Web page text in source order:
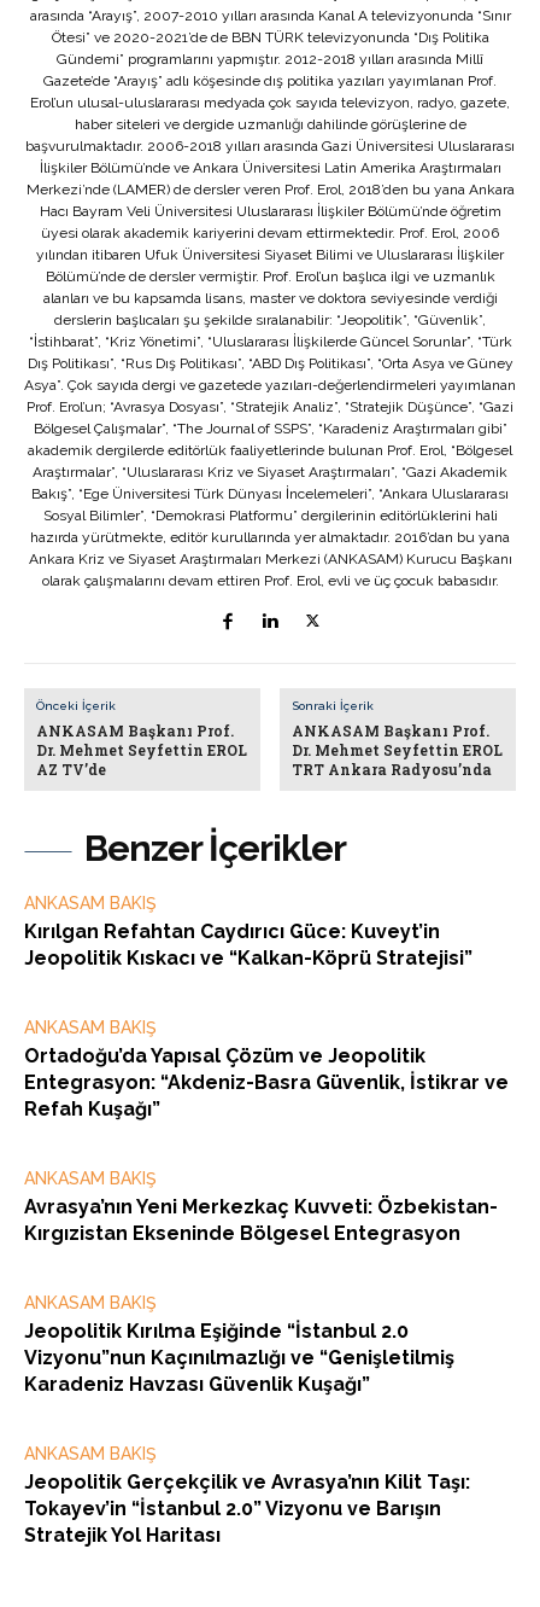
Benzer İçerikler
ANKASAM BAKIŞ
Kırılgan Refahtan Caydırıcı Güce: Kuveyt’in
Jeopolitik Kıskacı ve “Kalkan-Köprü Stratejisi”
ANKASAM BAKIŞ
Ortadoğu’da Yapısal Çözüm ve Jeopolitik
Entegrasyon: “Akdeniz-Basra Güvenlik, İstikrar ve
Refah Kuşağı”
ANKASAM BAKIŞ
Avrasya’nın Yeni Merkezkaç Kuvveti: Özbekistan-
Kırgızistan Ekseninde Bölgesel Entegrasyon
ANKASAM BAKIŞ
Jeopolitik Kırılma Eşiğinde “İstanbul 2.0
Vizyonu”nun Kaçınılmazlığı ve “Genişletilmiş
Karadeniz Havzası Güvenlik Kuşağı”
ANKASAM BAKIŞ
Jeopolitik Gerçekçilik ve Avrasya’nın Kilit Taşı:
Tokayev’in “İstanbul 2.0” Vizyonu ve Barışın
Stratejik Yol Haritası
arasında “Arayış”, 2007-2010 yılları arasında Kanal A televizyonunda “Sınır
Ötesi” ve 2020-2021’de de BBN TÜRK televizyonunda “Dış Politika
Gündemi” programlarını yapmıştır. 2012-2018 yılları arasında Millî
Gazete’de “Arayış” adlı köşesinde dış politika yazıları yayımlanan Prof.
Erol’un ulusal-uluslararası medyada çok sayıda televizyon, radyo, gazete,
haber siteleri ve dergide uzmanlığı dahilinde görüşlerine de
başvurulmaktadır. 2006-2018 yılları arasında Gazi Üniversitesi Uluslararası
İlişkiler Bölümü’nde ve Ankara Üniversitesi Latin Amerika Araştırmaları
Merkezi’nde (LAMER) de dersler veren Prof. Erol, 2018’den bu yana Ankara
Hacı Bayram Veli Üniversitesi Uluslararası İlişkiler Bölümü’nde öğretim
üyesi olarak akademik kariyerini devam ettirmektedir. Prof. Erol, 2006
yılından itibaren Ufuk Üniversitesi Siyaset Bilimi ve Uluslararası İlişkiler
Bölümü’nde de dersler vermiştir. Prof. Erol’un başlıca ilgi ve uzmanlık
alanları ve bu kapsamda lisans, master ve doktora seviyesinde verdiği
derslerin başlıcaları şu şekilde sıralanabilir: “Jeopolitik”, “Güvenlik”,
“İstihbarat”, “Kriz Yönetimi”, “Uluslararası İlişkilerde Güncel Sorunlar”, “Türk
Dış Politikası”, “Rus Dış Politikası”, “ABD Dış Politikası”, “Orta Asya ve Güney
Asya”. Çok sayıda dergi ve gazetede yazıları-değerlendirmeleri yayımlanan
Prof. Erol’un; “Avrasya Dosyası”, “Stratejik Analiz”, “Stratejik Düşünce”, “Gazi
Bölgesel Çalışmalar”, “The Journal of SSPS”, “Karadeniz Araştırmaları gibi”
akademik dergilerde editörlük faaliyetlerinde bulunan Prof. Erol, “Bölgesel
Araştırmalar”, “Uluslararası Kriz ve Siyaset Araştırmaları”, “Gazi Akademik
Bakış”, “Ege Üniversitesi Türk Dünyası İncelemeleri”, “Ankara Uluslararası
Sosyal Bilimler”, “Demokrasi Platformu” dergilerinin editörlüklerini hali
hazırda yürütmekte, editör kurullarında yer almaktadır. 2016’dan bu yana
Ankara Kriz ve Siyaset Araştırmaları Merkezi (ANKASAM) Kurucu Başkanı
olarak çalışmalarını devam ettiren Prof. Erol, evli ve üç çocuk babasıdır.
Önceki İçerik
ANKASAM Başkanı Prof.
Dr. Mehmet Seyfettin EROL
AZ TV’de
Sonraki İçerik
ANKASAM Başkanı Prof.
Dr. Mehmet Seyfettin EROL
TRT Ankara Radyosu’nda